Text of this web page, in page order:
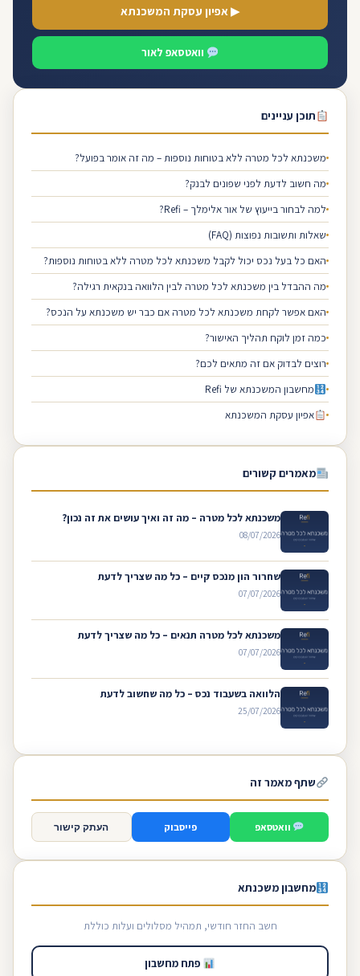
▶ אפיון עסקת המשכנתא
וואטסאפ לאור
תוכן עניינים
משכנתא לכל מטרה ללא בטוחות נוספות – מה זה אומר בפועל?
מה חשוב לדעת לפני שפונים לבנק?
למה לבחור בייעוץ של אור אלימלך – Refi?
שאלות ותשובות נפוצות (FAQ)
האם כל בעל נכס יכול לקבל משכנתא לכל מטרה ללא בטוחות נוספות?
מה ההבדל בין משכנתא לכל מטרה לבין הלוואה בנקאית רגילה?
האם אפשר לקחת משכנתא לכל מטרה אם כבר יש משכנתא על הנכס?
כמה זמן לוקח תהליך האישור?
רוצים לבדוק אם זה מתאים לכם?
מחשבון המשכנתא של Refi
אפיון עסקת המשכנתא
מאמרים קשורים
משכנתא לכל מטרה – מה זה ואיך עושים את זה נכון?
08/07/2026
שחרור הון מנכס קיים – כל מה שצריך לדעת
07/07/2026
משכנתא לכל מטרה תנאים – כל מה שצריך לדעת
07/07/2026
הלוואה בשעבוד נכס – כל מה שחשוב לדעת
25/07/2026
שתף מאמר זה
וואטסאפ פייסבוק העתק קישור
מחשבון משכנתא
חשב החזר חודשי, תמהיל מסלולים ועלות כוללת
פתח מחשבון